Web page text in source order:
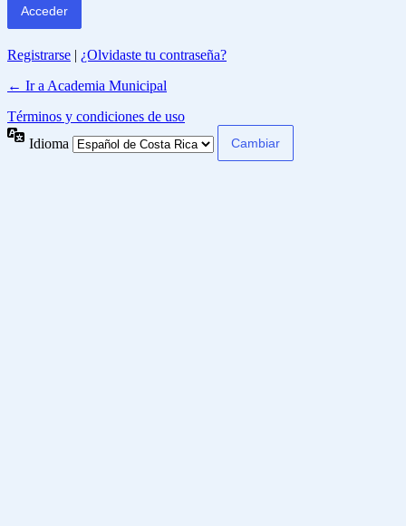
Registrarse | ¿Olvidaste tu contraseña?
← Ir a Academia Municipal
Términos y condiciones de uso
Idioma